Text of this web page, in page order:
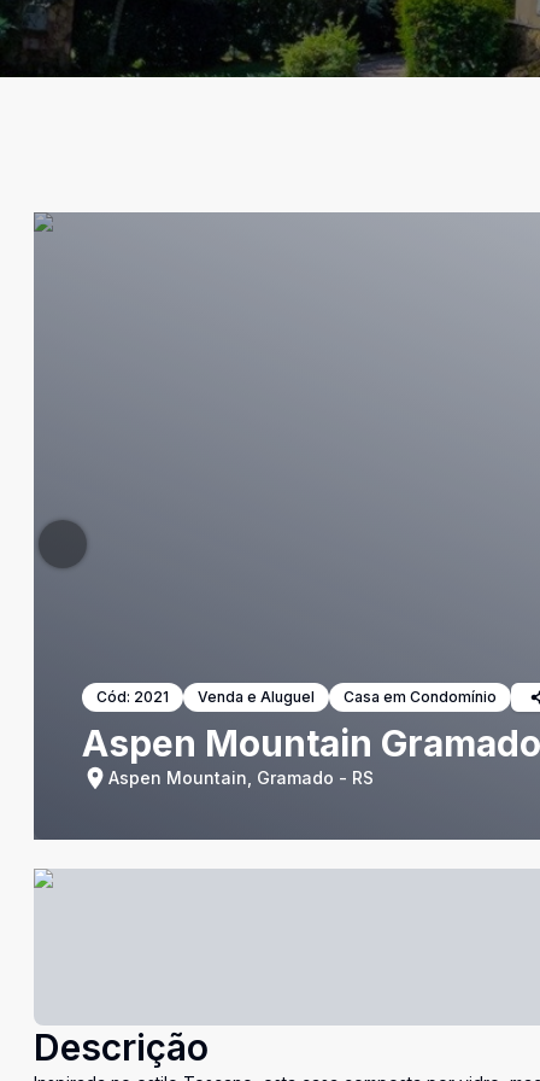
Cód: 2021 Venda e Aluguel Casa em Condomínio
Aspen Mountain Gramado
Aspen Mountain, Gramado - RS
Descrição